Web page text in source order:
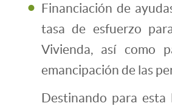
Financiación de
tasa de esfuerzo
Vivienda, así como
emancipación de las
Destinando para esta